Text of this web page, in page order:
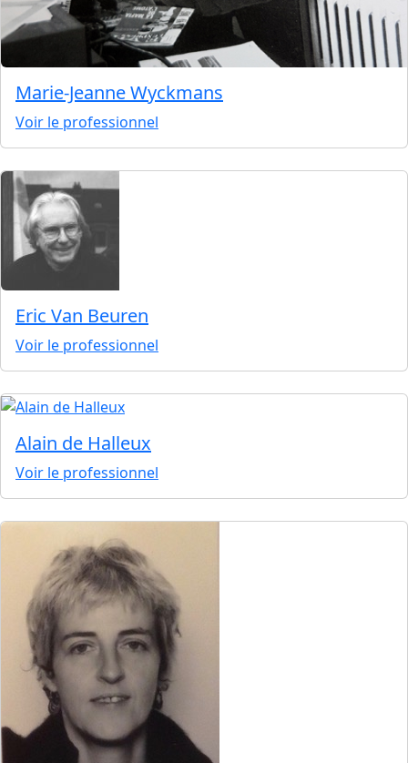
Marie-Jeanne Wyckmans
Voir le professionnel
Eric Van Beuren
Voir le professionnel
Alain de Halleux
Voir le professionnel